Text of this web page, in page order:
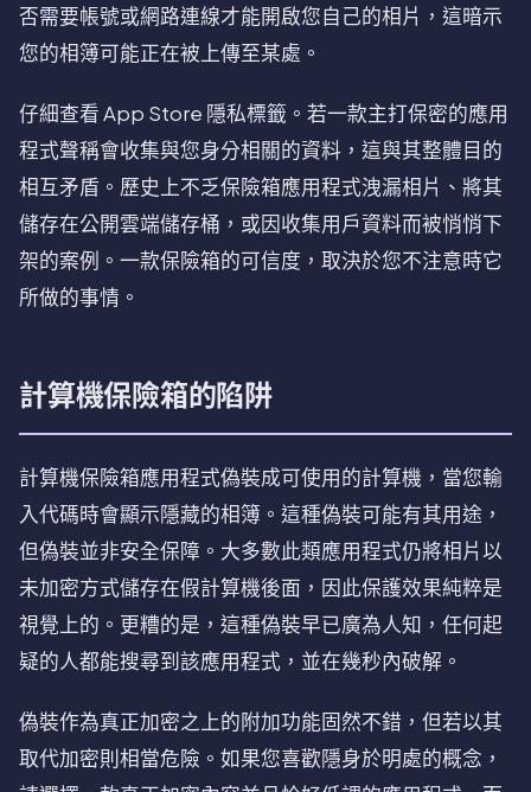
否需要帳號或網路連線才能開啟您自己的相片，這暗示
您的相簿可能正在被上傳至某處。
仔細查看 App Store 隱私標籤。若一款主打保密的應用
程式聲稱會收集與您身分相關的資料，這與其整體目的
相互矛盾。歷史上不乏保險箱應用程式洩漏相片、將其
儲存在公開雲端儲存桶，或因收集用戶資料而被悄悄下
架的案例。一款保險箱的可信度，取決於您不注意時它
所做的事情。
計算機保險箱的陷阱
計算機保險箱應用程式偽裝成可使用的計算機，當您輸
入代碼時會顯示隱藏的相簿。這種偽裝可能有其用途，
但偽裝並非安全保障。大多數此類應用程式仍將相片以
未加密方式儲存在假計算機後面，因此保護效果純粹是
視覺上的。更糟的是，這種偽裝早已廣為人知，任何起
疑的人都能搜尋到該應用程式，並在幾秒內破解。
偽裝作為真正加密之上的附加功能固然不錯，但若以其
取代加密則相當危險。如果您喜歡隱身於明處的概念，